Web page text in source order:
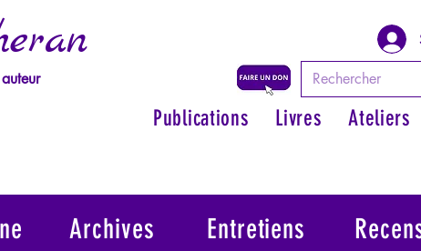
Publications Livres Ateliers
Archives Entretiens